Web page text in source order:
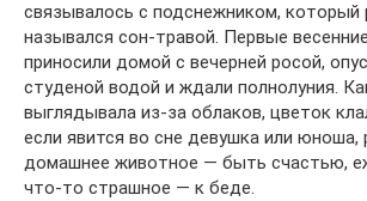
связывалось с подснежником, который
назывался сон-травой. Первые
приносили домой с вечерней росой,
студеной водой и ждали полнолуния.
выглядывала из-за облаков, цветок
если явится во сне девушка или юноша,
домашнее животное — быть счастью,
что-то страшное — к беде.